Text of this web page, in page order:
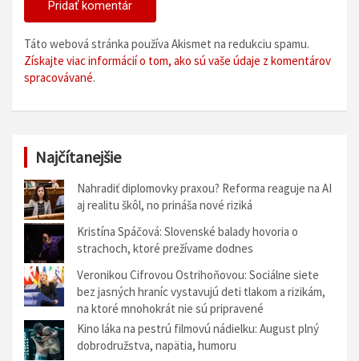
Táto webová stránka používa Akismet na redukciu spamu.
Získajte viac informácií o tom, ako sú vaše údaje z komentárov
spracovávané.
Najčítanejšie
Nahradiť diplomovky praxou? Reforma reaguje na AI
aj realitu škôl, no prináša nové riziká
Kristína Spáčová: Slovenské balady hovoria o
strachoch, ktoré prežívame dodnes
Veronikou Cifrovou Ostrihoňovou: Sociálne siete
bez jasných hraníc vystavujú deti tlakom a rizikám,
na ktoré mnohokrát nie sú pripravené
Kino láka na pestrú filmovú nádielku: August plný
dobrodružstva, napätia, humoru